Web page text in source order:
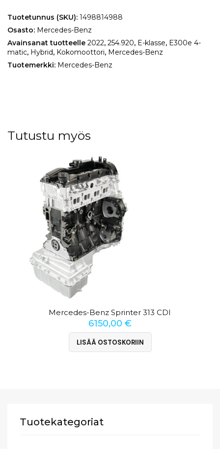
E300e
matic
määrä
Tuotetunnus (SKU): 1498814988
Osasto: Mercedes-Benz
Avainsanat tuotteelle 2022, 254.920, E-klasse, E300e 4-
matic, Hybrid, Kokomoottori, Mercedes-Benz
Tuotemerkki: Mercedes-Benz
Tutustu myös
Mercedes-Benz Sprinter 313 CDI
6150,00 €
LISÄÄ OSTOSKORIIN
Tuotekategoriat